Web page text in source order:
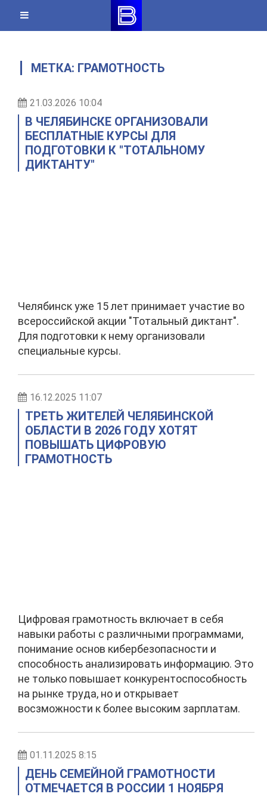
content
МЕТКА: ГРАМОТНОСТЬ
21.03.2026 10:04
В ЧЕЛЯБИНСКЕ ОРГАНИЗОВАЛИ
БЕСПЛАТНЫЕ КУРСЫ ДЛЯ
ПОДГОТОВКИ К "ТОТАЛЬНОМУ
ДИКТАНТУ"
Челябинск уже 15 лет принимает участие во
всероссийской акции "Тотальный диктант".
Для подготовки к нему организовали
специальные курсы.
16.12.2025 11:07
ТРЕТЬ ЖИТЕЛЕЙ ЧЕЛЯБИНСКОЙ
ОБЛАСТИ В 2026 ГОДУ ХОТЯТ
ПОВЫШАТЬ ЦИФРОВУЮ
ГРАМОТНОСТЬ
Цифровая грамотность включает в себя
навыки работы с различными программами,
понимание основ кибербезопасности и
способность анализировать информацию. Это
не только повышает конкурентоспособность
на рынке труда, но и открывает
восзможности к более высоким зарплатам.
01.11.2025 8:15
ДЕНЬ СЕМЕЙНОЙ ГРАМОТНОСТИ
ОТМЕЧАЕТСЯ В РОССИИ 1 НОЯБРЯ